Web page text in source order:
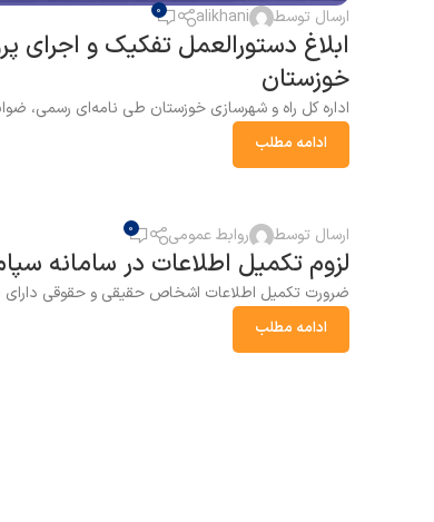
ارسال توسط alikhani
0
ابلاغ دستورالعمل تفکیک و
خوزستان
اداره کل راه و شهرسازی خوزستان طی نامه‌ای رسمی،
ادامه مطلب
18
آذر
ارسال توسط روابط عمومی 0
لزوم تکمیل اطلاعات در سامانه
ضرورت تکمیل اطلاعات اشخاص حقیقی و حقوقی دارای
ادامه مطلب